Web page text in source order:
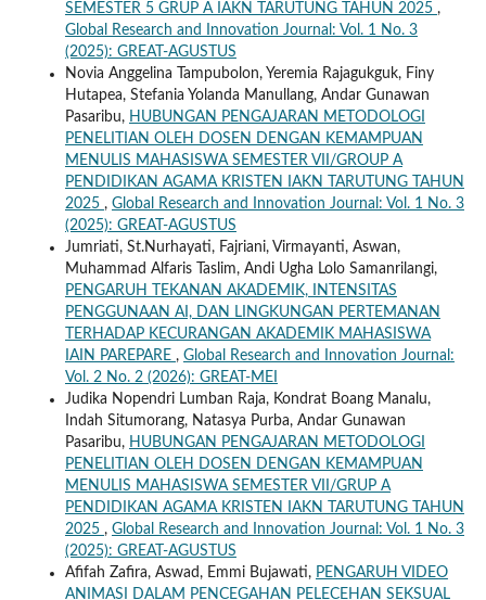
SEMESTER 5 GRUP A IAKN TARUTUNG TAHUN 2025 ,
Global Research and Innovation Journal: Vol. 1 No. 3
(2025): GREAT-AGUSTUS
Novia Anggelina Tampubolon, Yeremia Rajagukguk, Finy
Hutapea, Stefania Yolanda Manullang, Andar Gunawan
Pasaribu, HUBUNGAN PENGAJARAN METODOLOGI
PENELITIAN OLEH DOSEN DENGAN KEMAMPUAN
MENULIS MAHASISWA SEMESTER VII/GROUP A
PENDIDIKAN AGAMA KRISTEN IAKN TARUTUNG TAHUN
2025 , Global Research and Innovation Journal: Vol. 1 No. 3
(2025): GREAT-AGUSTUS
Jumriati, St.Nurhayati, Fajriani, Virmayanti, Aswan,
Muhammad Alfaris Taslim, Andi Ugha Lolo Samanrilangi,
PENGARUH TEKANAN AKADEMIK, INTENSITAS
PENGGUNAAN AI, DAN LINGKUNGAN PERTEMANAN
TERHADAP KECURANGAN AKADEMIK MAHASISWA
IAIN PAREPARE , Global Research and Innovation Journal:
Vol. 2 No. 2 (2026): GREAT-MEI
Judika Nopendri Lumban Raja, Kondrat Boang Manalu,
Indah Situmorang, Natasya Purba, Andar Gunawan
Pasaribu, HUBUNGAN PENGAJARAN METODOLOGI
PENELITIAN OLEH DOSEN DENGAN KEMAMPUAN
MENULIS MAHASISWA SEMESTER VII/GRUP A
PENDIDIKAN AGAMA KRISTEN IAKN TARUTUNG TAHUN
2025 , Global Research and Innovation Journal: Vol. 1 No. 3
(2025): GREAT-AGUSTUS
Afifah Zafira, Aswad, Emmi Bujawati, PENGARUH VIDEO
ANIMASI DALAM PENCEGAHAN PELECEHAN SEKSUAL